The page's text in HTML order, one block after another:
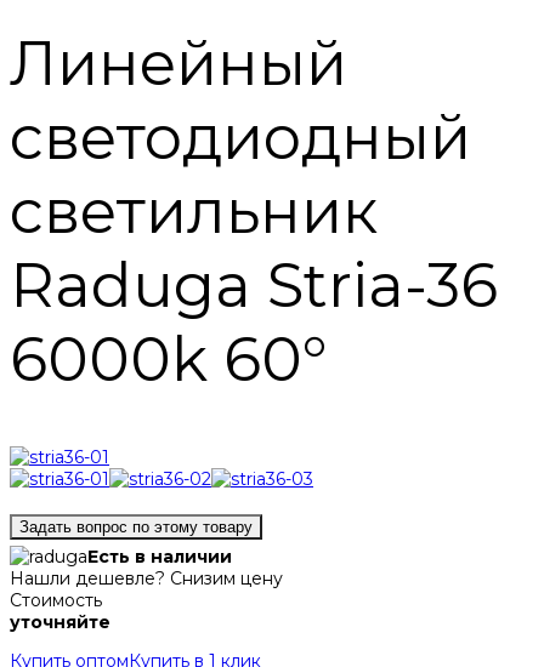
Линейный
светодиодный
светильник
Raduga Stria-36
6000k 60°
Задать вопрос по этому товару
Есть в наличии
Нашли дешевле? Снизим цену
Стоимость
уточняйте
Купить оптом Купить в 1 клик